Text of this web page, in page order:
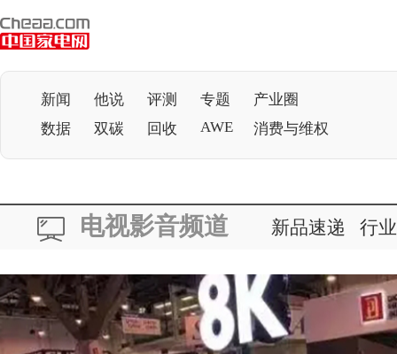
新闻 他说 评测 专题
产业圈
数据
双碳 回收 AWE 消费与维权
电视影音频道 新品速递 行